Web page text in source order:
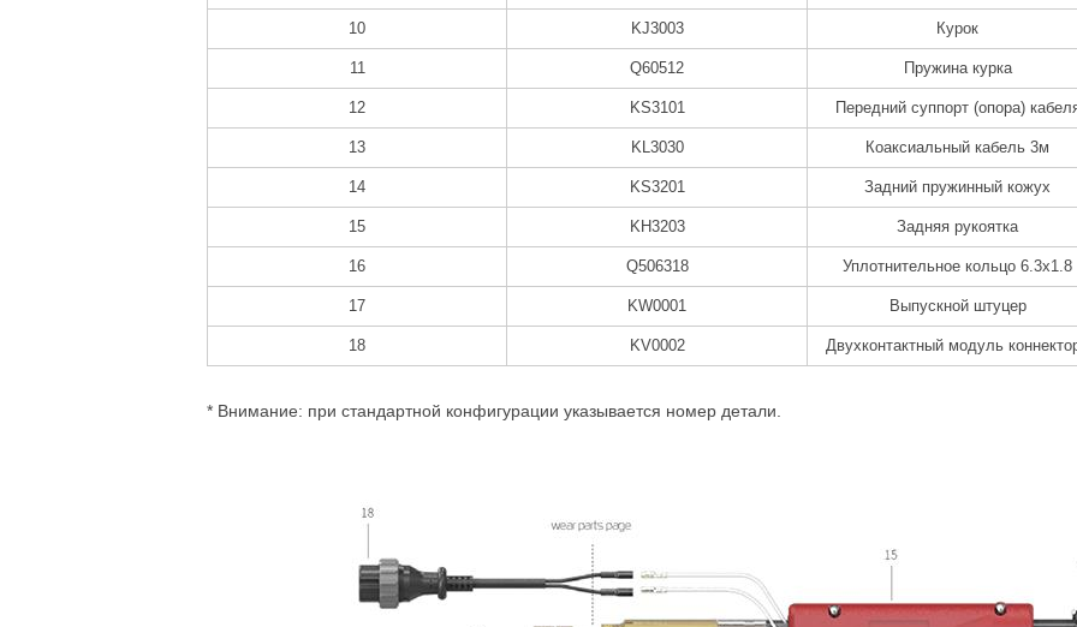
10 KJ3003 Курок
11 Q60512 Пружина курка
12 KS3101 Передний суппорт (опора)
13 KL3030 Коаксиальный кабель 3м
14 KS3201 Задний пружинный кожух
15 KH3203 Задняя рукоятка
16 Q506318 Уплотнительное кольцо 6.3x1.8
17 KW0001 Выпускной штуцер
18 KV0002 Двухконтактный модуль
* Внимание: при стандартной конфигурации указывается номер детали.